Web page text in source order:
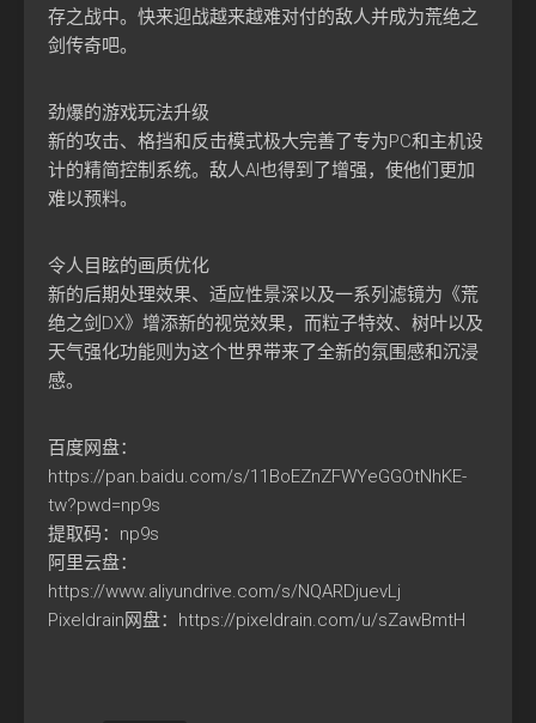
存之战中。快来迎战越来越难对付的敌人并成为荒绝之
剑传奇吧。
劲爆的游戏玩法升级
新的攻击、格挡和反击模式极大完善了专为PC和主机设
计的精简控制系统。敌人AI也得到了增强，使他们更加
难以预料。
令人目眩的画质优化
新的后期处理效果、适应性景深以及一系列滤镜为《荒
绝之剑DX》增添新的视觉效果，而粒子特效、树叶以及
天气强化功能则为这个世界带来了全新的氛围感和沉浸
感。
百度网盘：
https://pan.baidu.com/s/11BoEZnZFWYeGGOtNhKE-
tw?pwd=np9s
提取码：np9s
阿里云盘：
https://www.aliyundrive.com/s/NQARDjuevLj
Pixeldrain网盘：https://pixeldrain.com/u/sZawBmtH